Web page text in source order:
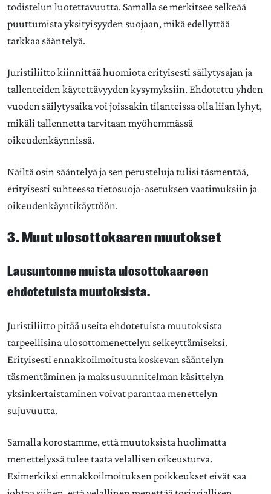
todistelun luotettavuutta. Samalla se merkitsee selkeää
puuttumista yksityisyyden suojaan, mikä edellyttää
tarkkaa sääntelyä.
Juristiliitto kiinnittää huomiota erityisesti säilytysajan ja
tallenteiden käytettävyyden kysymyksiin. Ehdotettu yhden
vuoden säilytysaika voi joissakin tilanteissa olla liian lyhyt,
mikäli tallennetta tarvitaan myöhemmässä
oikeudenkäynnissä.
Näiltä osin sääntelyä ja sen perusteluja tulisi täsmentää,
erityisesti suhteessa tietosuoja-asetuksen vaatimuksiin ja
oikeudenkäyntikäyttöön.
3. Muut ulosottokaaren muutokset
Lausuntonne muista ulosottokaareen
ehdotetuista muutoksista.
Juristiliitto pitää useita ehdotetuista muutoksista
tarpeellisina ulosottomenettelyn selkeyttämiseksi.
Erityisesti ennakkoilmoitusta koskevan sääntelyn
täsmentäminen ja maksusuunnitelman käsittelyn
yksinkertaistaminen voivat parantaa menettelyn
sujuvuutta.
Samalla korostamme, että muutoksista huolimatta
menettelyssä tulee taata velallisen oikeusturva.
Esimerkiksi ennakkoilmoituksen poikkeukset eivät saa